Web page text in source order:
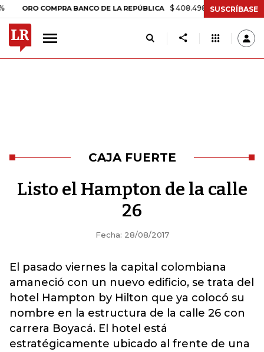
COMPRA BANCO DE LA REPÚBLICA $ 408.498,97 +$ 8.753,81
SUSCRÍBASE
CAJA FUERTE
Listo el Hampton de la calle
26
Fecha: 28/08/2017
El pasado viernes la capital colombiana
amaneció con un nuevo edificio, se trata del
hotel Hampton by Hilton que ya colocó su
nombre en la estructura de la calle 26 con
carrera Boyacá. El hotel está
estratégicamente ubicado al frente de una